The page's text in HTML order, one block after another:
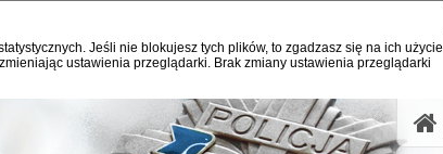
Jeśli nie blokujesz tych plików, to zgadzasz się na ich użycie
ustawienia przeglądarki. Brak zmiany ustawienia przeglądarki